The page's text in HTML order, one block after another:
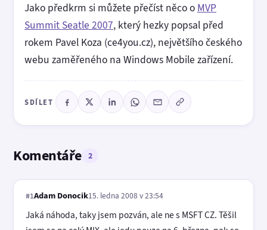
Jako předkrm si můžete přečíst něco o MVP
Summit Seatle 2007, který hezky popsal před
rokem Pavel Koza (ce4you.cz), největšího českého
webu zaměřeného na Windows Mobile zařízení.
SDÍLET
Komentáře 2
#1Adam Donocik15. ledna 2008 v 23:54
Jaká náhoda, taky jsem pozván, ale ne s MSFT CZ. Těšil